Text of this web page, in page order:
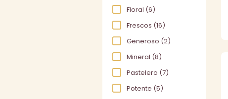
Floral (6)
Frescos (16)
Generoso (2)
Mineral (8)
Pastelero (7)
Potente (5)